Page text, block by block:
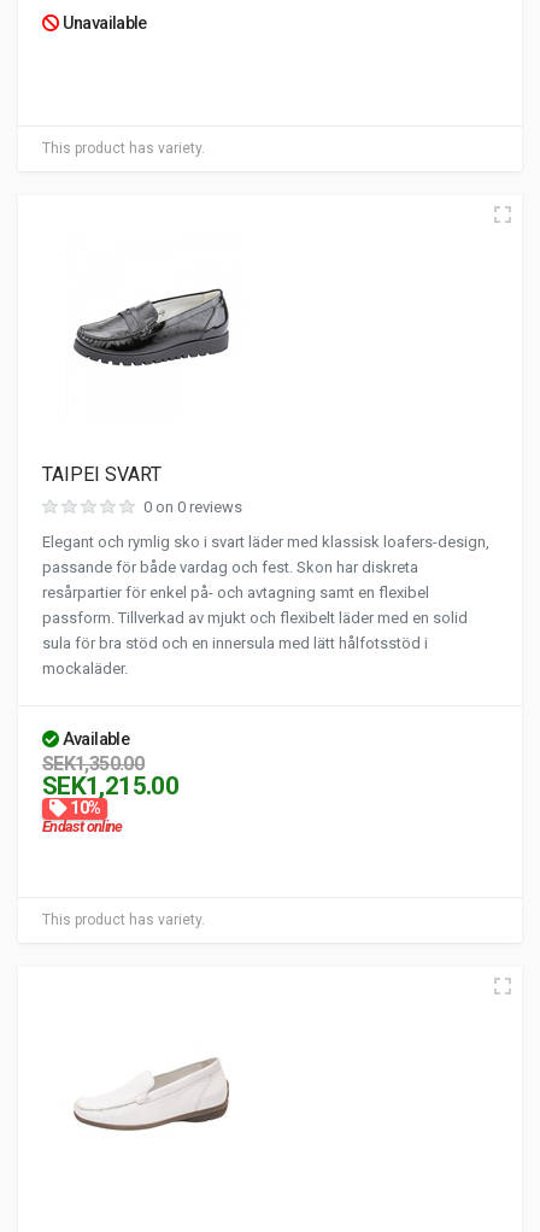
This product has variety.
Unavailable
This product has variety.
TAIPEI SVART
0 on 0 reviews
Elegant och rymlig sko i svart läder med klassisk loafers-design,
passande för både vardag och fest. Skon har diskreta
resårpartier för enkel på- och avtagning samt en flexibel
passform. Tillverkad av mjukt och flexibelt läder med en solid
sula för bra stöd och en innersula med lätt hålfotsstöd i
mockaläder.
Available
SEK1,350.00
SEK1,215.00
10%
Endast online